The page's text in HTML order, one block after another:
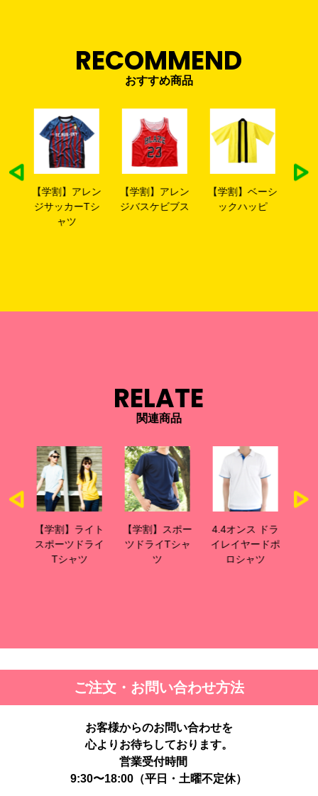
RECOMMEND
おすすめ商品
【学割】アレン
ジバスケビブス
【学割】ベーシ
ックハッピ
【学割】長袖ツ
ナギ
RELATE
関連商品
【学割】スポー
ツドライTシャ
ツ
4.4オンス ドラ
イレイヤードポ
ロシャツ
【学割】ドライ
ポロシャツ
ご注文・お問い合わせ方法
お客様からのお問い合わせを
心よりお待ちしております。
営業受付時間
9:30〜18:00（平日・土曜不定休）